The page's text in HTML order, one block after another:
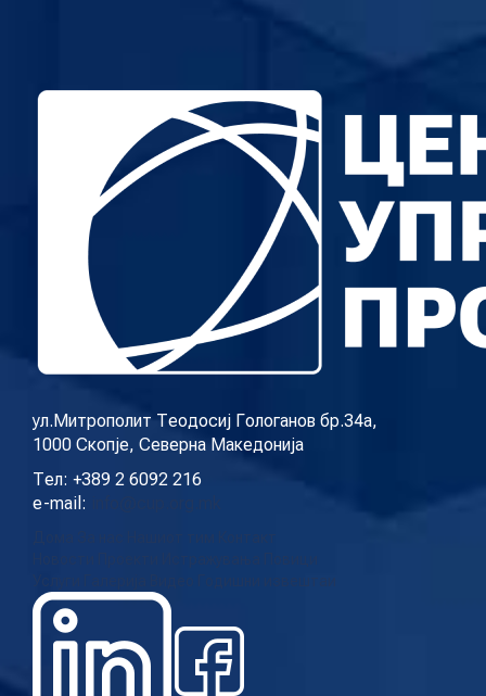
поткастот Rishatzi
ул.Митрополит Теодосиј Гологанов бр.34а,
1000 Скопје, Северна Македонија
Тел: +389 2 6092 216
e-mail: